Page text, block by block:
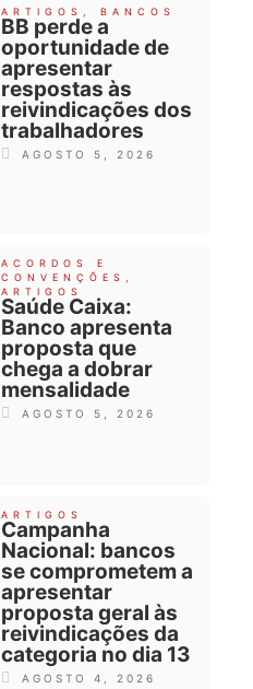
ARTIGOS BANCOS
BB perde a
oportunidade de
apresentar
respostas às
reivindicações dos
trabalhadores
AGOSTO 5, 2026
ACORDOS E
CONVENÇÕES
ARTIGOS
Saúde Caixa:
Banco apresenta
proposta que
chega a dobrar
mensalidade
AGOSTO 5, 2026
ARTIGOS
Campanha
Nacional: bancos
se comprometem a
apresentar
proposta geral às
reivindicações da
categoria no dia 13
AGOSTO 4, 2026